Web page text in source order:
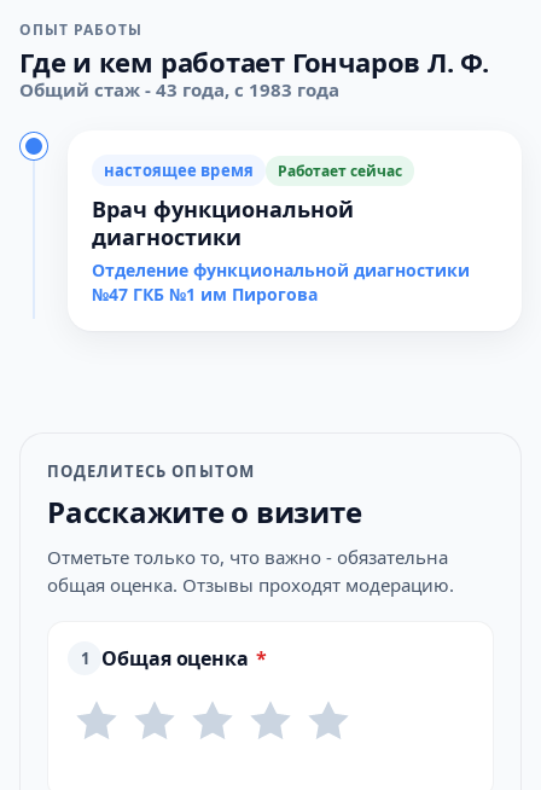
ОПЫТ РАБОТЫ
Где и кем работает Гончаров Л. Ф.
Общий стаж - 43 года, с 1983 года
настоящее время Работает сейчас
Врач функциональной
диагностики
Отделение функциональной диагностики
№47 ГКБ №1 им Пирогова
ПОДЕЛИТЕСЬ ОПЫТОМ
Расскажите о визите
Отметьте только то, что важно - обязательна
общая оценка. Отзывы проходят модерацию.
1 Общая оценка *